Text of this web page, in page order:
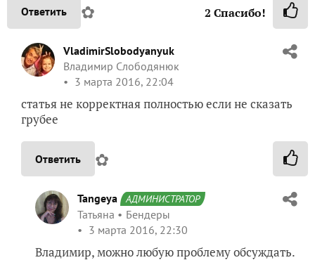
Ответить ✿ 2 Спасибо!
VladimirSlobodyanyuk
Владимир Слободянюк
3 марта 2016, 22:04
статья не корректная полностью если не сказать
грубее
Ответить ✿
Tangeya АДМИНИСТРАТОР
Татьяна
Бендеры
3 марта 2016, 22:30
Владимир, можно любую проблему обсуждать.